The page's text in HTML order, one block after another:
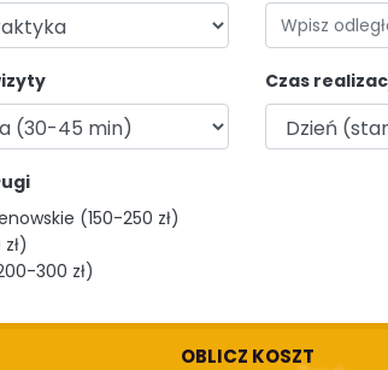
Czas
(150-250 zł)
300 zł)
OBLICZ KOSZT